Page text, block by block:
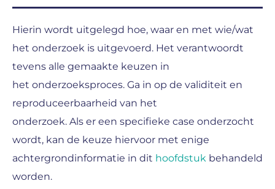
Hierin wordt uitgelegd hoe, waar en met wie/wat
het onderzoek is uitgevoerd. Het verantwoordt
tevens alle gemaakte keuzen in
het onderzoeksproces. Ga in op de validiteit en
reproduceerbaarheid van het
onderzoek. Als er een specifieke case onderzocht
wordt, kan de keuze hiervoor met enige
achtergrondinformatie in dit hoofdstuk behandeld
worden.